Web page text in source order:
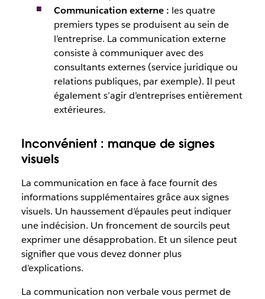
Communication externe : les quatre
premiers types se produisent au sein de
l’entreprise. La communication externe
consiste à communiquer avec des
consultants externes (service juridique ou
relations publiques, par exemple). Il peut
également s’agir d’entreprises entièrement
extérieures.
Inconvénient : manque de signes
visuels
La communication en face à face fournit des
informations supplémentaires grâce aux signes
visuels. Un haussement d’épaules peut indiquer
une indécision. Un froncement de sourcils peut
exprimer une désapprobation. Et un silence peut
signifier que vous devez donner plus
d’explications.
La communication non verbale vous permet de